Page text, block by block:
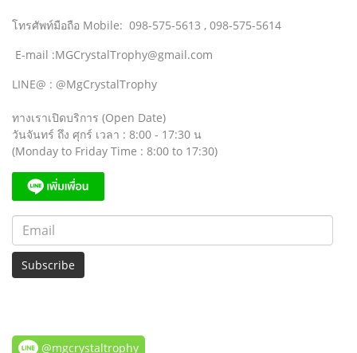
โทรศัพท์มือถือ Mobile: 098-575-5613 , 098-575-5614
E-mail :MGCrystalTrophy@gmail.com
LINE@ : @MgCrystalTrophy
ทางเราเปิดบริการ (Open Date)
วันจันทร์ ถึง ศุกร์ เวลา : 8:00 - 17:30 น
(Monday to Friday Time : 8:00 to 17:30)
Subscribe
@mgcrystaltrophy